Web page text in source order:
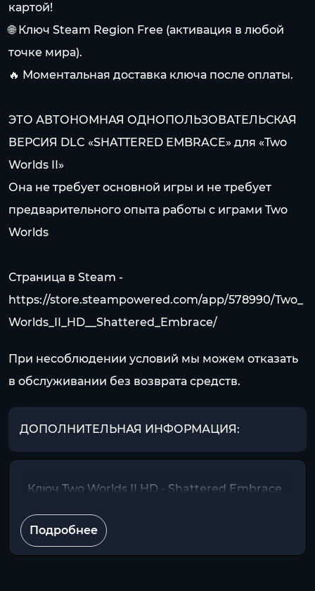
картой!
🌐 Ключ Steam Region Free (активация в любой
точке мира).
🔥 Моментальная доставка ключа после оплаты.
ЭТО АВТОНОМНАЯ ОДНОПОЛЬЗОВАТЕЛЬСКАЯ
ВЕРСИЯ DLC «SHATTERED EMBRACE» для «Two
Worlds II»
Она не требует основной игры и не требует
предварительного опыта работы с играми Two
Worlds
Страница в Steam -
https://store.steampowered.com/app/578990/Two_
Worlds_II_HD__Shattered_Embrace/
При несоблюдении условий мы можем отказать
в обслуживании без возврата средств.
ДОПОЛНИТЕЛЬНАЯ ИНФОРМАЦИЯ:
Ключ Two Worlds II HD - Shattered Embrace
Подробнее